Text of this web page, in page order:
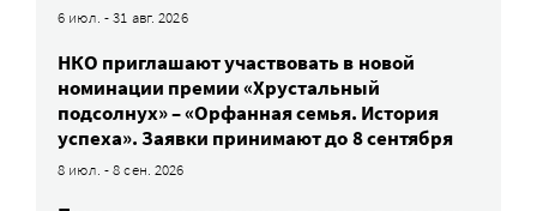
6 июл. - 31 авг. 2026
НКО приглашают участвовать в новой
номинации премии «Хрустальный
подсолнух» – «Орфанная семья. История
успеха». Заявки принимают до 8 сентября
8 июл. - 8 сен. 2026